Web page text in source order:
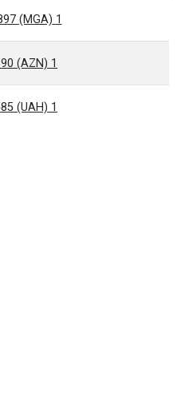
1 ALL = 51.0897 (MGA)
1 ALL = 0.0190 (AZN)
1 ALL = 0.4585 (UAH)